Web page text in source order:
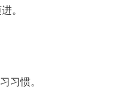
。
习惯。